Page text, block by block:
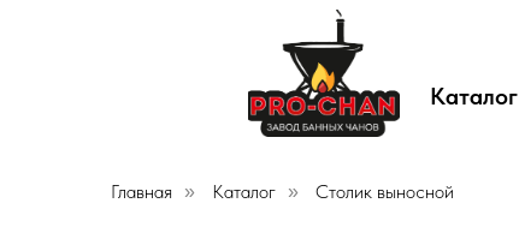
Каталог
Главная » Каталог » Столик выносной